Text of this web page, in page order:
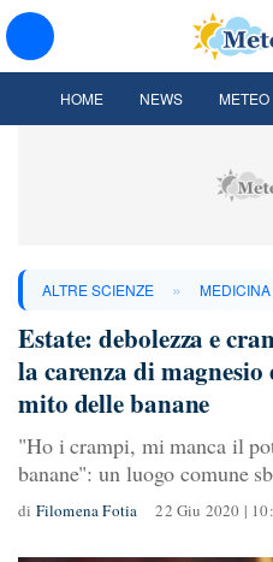
HOME NEWS METEO
ALTRE SCIENZE »
Estate: debolezza e
la carenza di
mito delle banane
"Ho i crampi, mi manca il
banane": un luogo comune
di Filomena Fotia 22 Giu 2020 |